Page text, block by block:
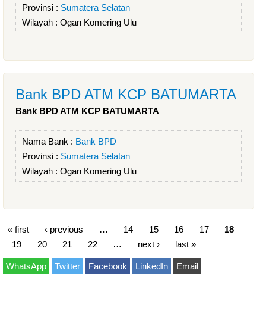
Provinsi : Sumatera Selatan
Wilayah : Ogan Komering Ulu
Bank BPD ATM KCP BATUMARTA
Bank BPD ATM KCP BATUMARTA
Nama Bank : Bank BPD
Provinsi : Sumatera Selatan
Wilayah : Ogan Komering Ulu
« first ‹ previous 14 15 16 17
18
19
20 21 22 next › last »
WhatsApp Twitter Facebook LinkedIn Email